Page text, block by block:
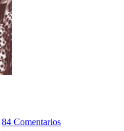
84 Comentarios